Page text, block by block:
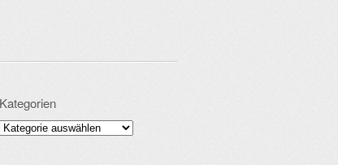
Kategorien
Kategorien